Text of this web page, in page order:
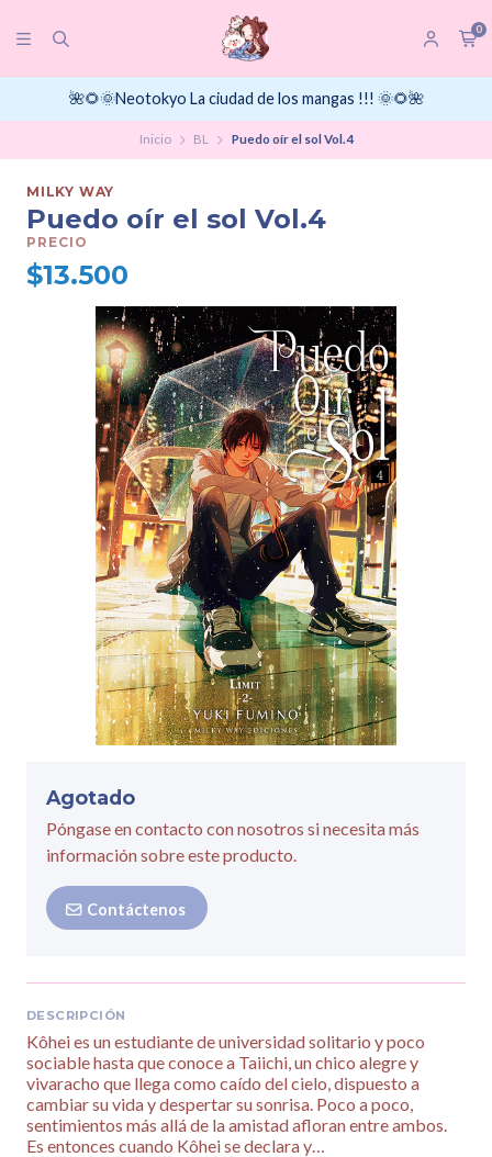
0
🌺🌻🌞Neotokyo La ciudad de los mangas !!! 🌞🌻🌺
Inicio BL Puedo oír el sol Vol.4
MILKY WAY
Puedo oír el sol Vol.4
PRECIO
$13.500
Agotado
Póngase en contacto con nosotros si necesita más
información sobre este producto.
Contáctenos
DESCRIPCIÓN
Kôhei es un estudiante de universidad solitario y poco
sociable hasta que conoce a Taiichi, un chico alegre y
vivaracho que llega como caído del cielo, dispuesto a
cambiar su vida y despertar su sonrisa. Poco a poco,
sentimientos más allá de la amistad afloran entre ambos.
Es entonces cuando Kôhei se declara y…